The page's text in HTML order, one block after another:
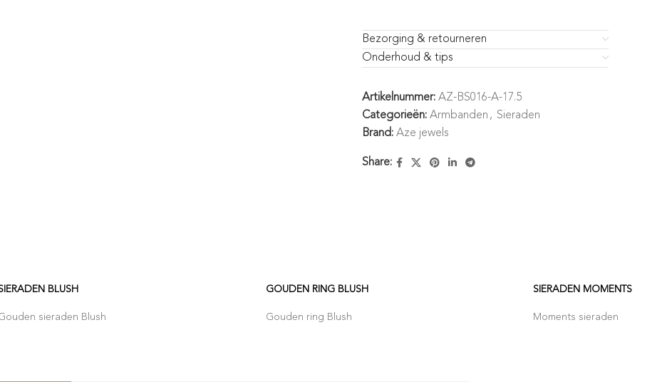
Bezorging & retourneren
Onderhoud & tips
Artikelnummer: AZ-BS016-A-17.5
Categorieën: Armbanden , Sieraden
Brand: Aze jewels
Share:
BLUSH
sieraden Blush
GOUDEN RING BLUSH
Gouden ring Blush
SIERADEN MOMENTS
Moments sieraden